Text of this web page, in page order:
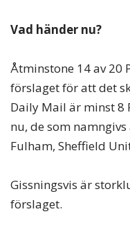
Vad händer nu?
Åtminstone 14 av 20
förslaget för att det
Daily Mail är minst
nu, de som
Fulham, Sheffield
Gissningsvis är
förslaget.